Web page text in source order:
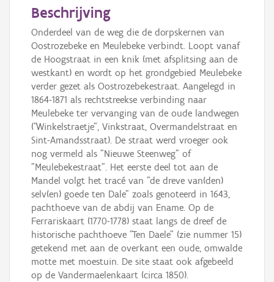
Beschrijving
Onderdeel van de weg die de dorpskernen van
Oostrozebeke en Meulebeke verbindt. Loopt vanaf
de Hoogstraat in een knik (met afsplitsing aan de
westkant) en wordt op het grondgebied Meulebeke
verder gezet als Oostrozebekestraat. Aangelegd in
1864-1871 als rechtstreekse verbinding naar
Meulebeke ter vervanging van de oude landwegen
("Winkelstraetje", Vinkstraat, Overmandelstraat en
Sint-Amandsstraat). De straat werd vroeger ook
nog vermeld als "Nieuwe Steenweg" of
"Meulebekestraat". Het eerste deel tot aan de
Mandel volgt het tracé van "de dreve van(den)
selv(en) goede ten Dale" zoals genoteerd in 1643,
pachthoeve van de abdij van Ename. Op de
Ferrariskaart (1770-1778) staat langs de dreef de
historische pachthoeve "Ten Daele" (zie nummer 15)
getekend met aan de overkant een oude, omwalde
motte met moestuin. De site staat ook afgebeeld
op de Vandermaelenkaart (circa 1850).